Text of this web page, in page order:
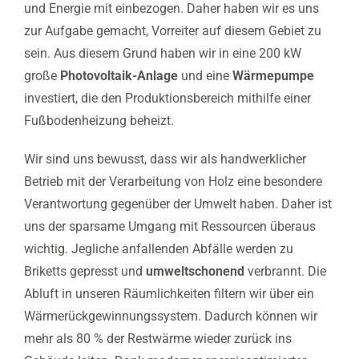
und Energie mit einbezogen. Daher haben wir es uns
zur Aufgabe gemacht, Vorreiter auf diesem Gebiet zu
sein. Aus diesem Grund haben wir in eine 200 kW
große Photovoltaik-Anlage und eine Wärmepumpe
investiert, die den Produktionsbereich mithilfe einer
Fußbodenheizung beheizt.
Wir sind uns bewusst, dass wir als handwerklicher
Betrieb mit der Verarbeitung von Holz eine besondere
Verantwortung gegenüber der Umwelt haben. Daher ist
uns der sparsame Umgang mit Ressourcen überaus
wichtig. Jegliche anfallenden Abfälle werden zu
Briketts gepresst und umweltschonend verbrannt. Die
Abluft in unseren Räumlichkeiten filtern wir über ein
Wärmerückgewinnungssystem. Dadurch können wir
mehr als 80 % der Restwärme wieder zurück ins